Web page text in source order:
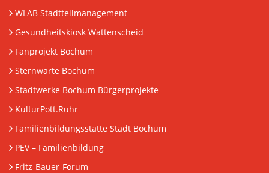
WLAB Stadtteilmanagement
Gesundheitskiosk Wattenscheid
Fanprojekt Bochum
Sternwarte Bochum
Stadtwerke Bochum Bürgerprojekte
KulturPott.Ruhr
Familienbildungsstätte Stadt Bochum
PEV– Familienbildung
Fritz-Bauer-Forum